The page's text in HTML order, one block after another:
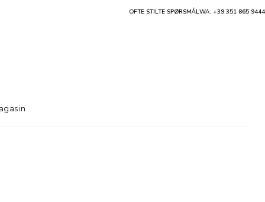
OFTE STILTE SPØRSMÅLWA: +39 351 865 9444